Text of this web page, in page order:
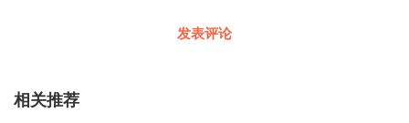
发表评论
相关推荐